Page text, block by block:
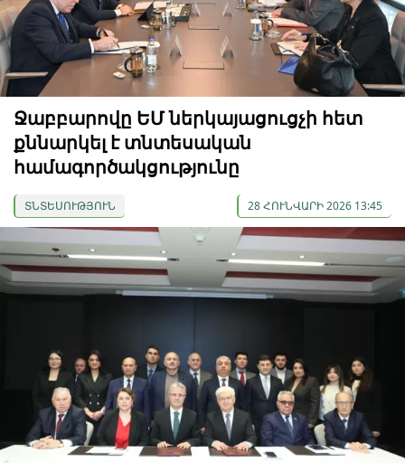
Ջաբբարովը ԵՄ ներկայացուցչի հետ
քննարկել է տնտեսական
համագործակցությունը
ՏՆՏԵՍՈՒԹՅՈՒՆ 28 ՀՈՒՆՎԱՐԻ 2026 13:45